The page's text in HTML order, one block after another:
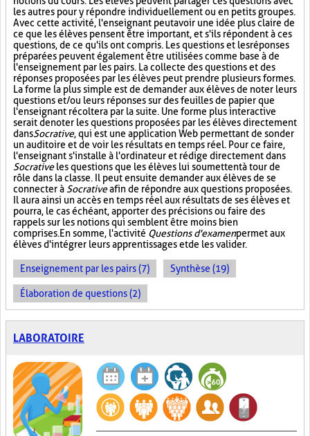
les autres pour y répondre individuellement ou en petits groupes.
Avec cette activité, l'enseignant peut avoir une idée plus claire de
ce que les élèves pensent être important, et s'ils répondent à ces
questions, de ce qu'ils ont compris. Les questions et les réponses
préparées peuvent également être utilisées comme base à de
l'enseignement par les pairs. La collecte des questions et des
réponses proposées par les élèves peut prendre plusieurs formes.
La forme la plus simple est de demander aux élèves de noter leurs
questions et/ou leurs réponses sur des feuilles de papier que
l'enseignant récoltera par la suite. Une forme plus interactive
serait de noter les questions proposées par les élèves directement
dansSocrative, qui est une application Web permettant de sonder
un auditoire et de voir les résultats en temps réel. Pour ce faire,
l'enseignant s'installe à l'ordinateur et rédige directement dans
Socrativeles questions que les élèves lui soumettent à tour de
rôle dans la classe. Il peut ensuite demander aux élèves de se
connecter à Socrativeafin de répondre aux questions proposées.
Il aura ainsi un accès en temps réel aux résultats de ses élèves et
pourra, le cas échéant, apporter des précisions ou faire des
rappels sur les notions qui semblent être moins bien
comprises. En somme, l'activité Questions d'examenpermet aux
élèves d'intégrer leurs apprentissages et de les valider.
Enseignement par les pairs (7) Synthèse (19)
Élaboration de questions (2)
LABORATOIRE